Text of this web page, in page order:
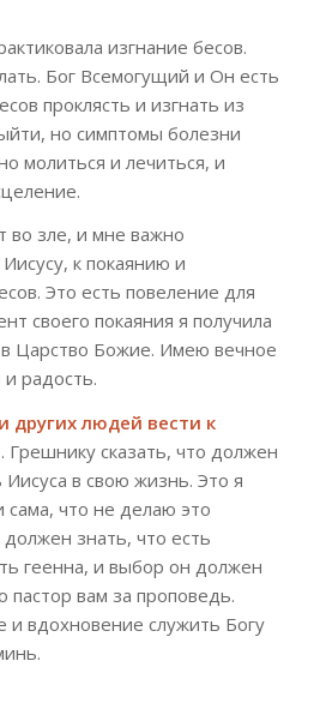
изгнание бесов.
Бог Всемогущий и Он есть
проклясть и изгнать из
но симптомы болезни
молиться и лечиться, и
во зле, и мне важно
к покаянию и
Это есть повеление для
своего покаяния я получила
Царство Божие. Имею вечное
радость.
других людей вести к
. Грешнику сказать, что должен
Иисуса в свою жизнь. Это я
что не делаю это
знать, что есть
геенна, и выбор он должен
пастор вам за проповедь.
и вдохновение служить Богу